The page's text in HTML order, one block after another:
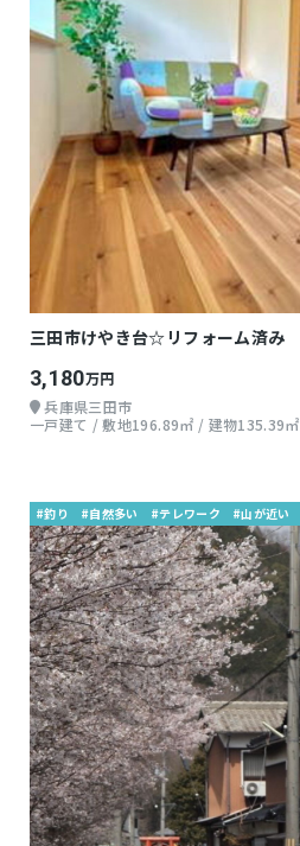
三田市けやき台☆リフォーム済み
3,180万円
兵庫県三田市
一戸建て / 敷地196.89㎡ / 建物135.39㎡
#釣り #自然多い #テレワーク #山が近い